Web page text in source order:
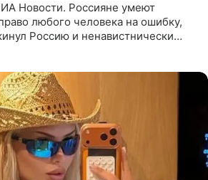
Новости. Россияне умеют
любого человека на ошибку,
Россию и ненавистнически